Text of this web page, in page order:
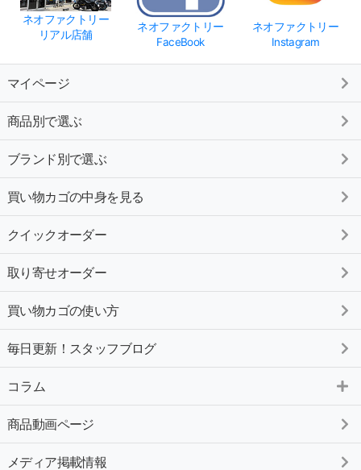
ネオファクトリー
リアル店舗
ネオファクトリー
FaceBook
ネオファクトリー
Instagram
マイページ
商品別で選ぶ
ブランド別で選ぶ
買い物カゴの中身を見る
クイックオーダー
取り寄せオーダー
買い物カゴの使い方
毎日更新！スタッフブログ
コラム
商品動画ページ
メディア掲載情報